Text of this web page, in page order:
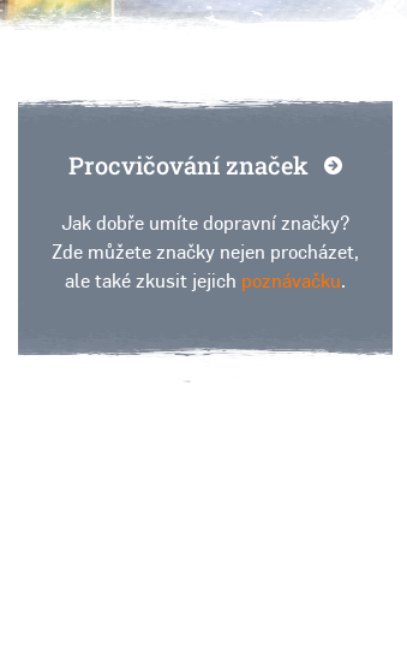
Procvičování značek
Jak dobře umíte dopravní značky?
Zde můžete značky nejen procházet,
ale také zkusit jejich poznávačku.